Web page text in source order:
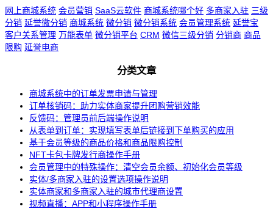
网上商城系统 会员营销 SaaS云软件 商城系统哪个好 多商家入驻 三级
分销 延誉微分销 商城系统 微分销 微分销系统 会员管理系统 延誉宝
客户关系管理 万能表单 微分销平台 CRM 微信三级分销 分销商 商品
限购 延誉电商
分类文章
商城系统中的订单发票申请与管理
订单核销码：助力实体商家提升团购营销效能
反馈码：管理员前后端操作说明
从表单到订单：实现填写表单后链接到下单购买的应用
基于会员等级的商品价格和商品限购控制
NFT卡包卡牌发行商操作手册
会员管理中的特殊操作：清空会员余额、初始化会员等级
实体/多商家入驻的设置选项操作说明
实体商家和多商家入驻的城市代理商设置
视频直播：APP和小程序操作手册